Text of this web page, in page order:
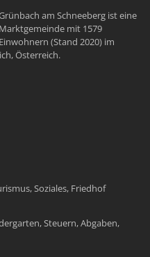
am Schneeberg ist eine
Marktgemeinde mit 1579
Einwohnern (Stand 2020) im
Österreich.
Soziales, Friedhof
Steuern, Abgaben,